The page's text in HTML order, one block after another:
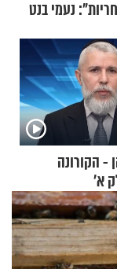
נעמי בנט
- הקורונה
א’